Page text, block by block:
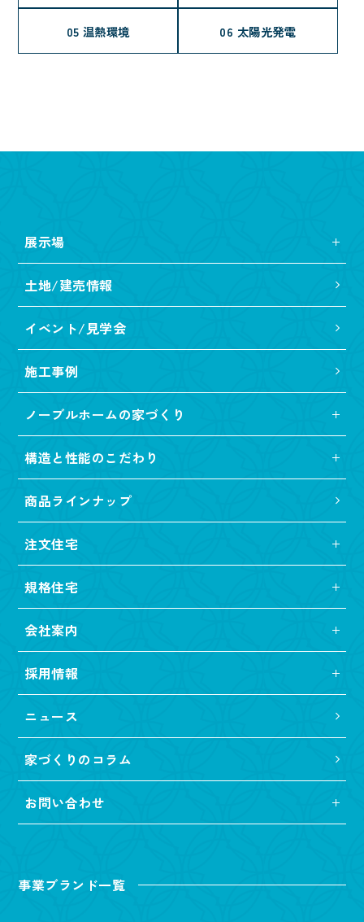
05 温熱環境 06 太陽光発電
展示場
土地/建売情報
イベント/見学会
施工事例
ノーブルホームの家づくり
構造と性能のこだわり
商品ラインナップ
注文住宅
規格住宅
会社案内
採用情報
ニュース
家づくりのコラム
お問い合わせ
事業ブランド一覧